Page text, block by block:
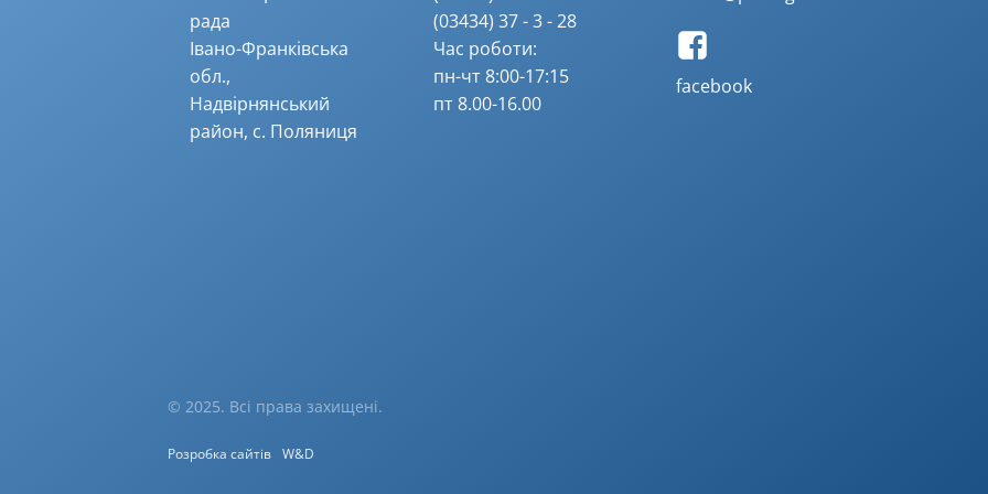
рада
Івано-Франківська
обл.,
Надвірнянський
район, с. Поляниця
(03434) 37 - 3 - 28
Час роботи:
пн-чт 8:00-17:15
пт 8.00-16.00
facebook
© 2025. Всі права захищені.
Розробка сайтів W&D